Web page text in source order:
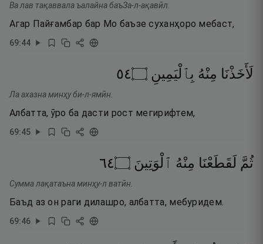
Ва лав тақаввала ъалайна баъЗа-л-ақавӣл.
Агар Пайғамбар бар Мо баъзе суханҳоро мебаст,
69:44
لَأَخَذْنَا مِنْهُ بِٱلْيَمِينِ ۝٤٥
Ла ахазна минҳу би-л-ямӣн.
Албатта, ӯро ба дасти рост мегирифтем,
69:45
ثُمَّ لَقَطَعْنَا مِنْهُ ٱلْوَتِينَ ۝٤٦
Сумма лақатаъна минҳу-л ватӣн.
Баъд аз он раги дилашро, албатта, мебуридем.
69:46